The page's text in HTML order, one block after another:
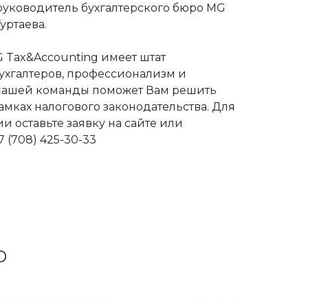
бухгалтерского бюро MG
Tax&Accounting имеет штат
профессионализм и
команды поможет Вам решить
налогового законодательства. Для
оставьте заявку на сайте или
(708) 425-30-33